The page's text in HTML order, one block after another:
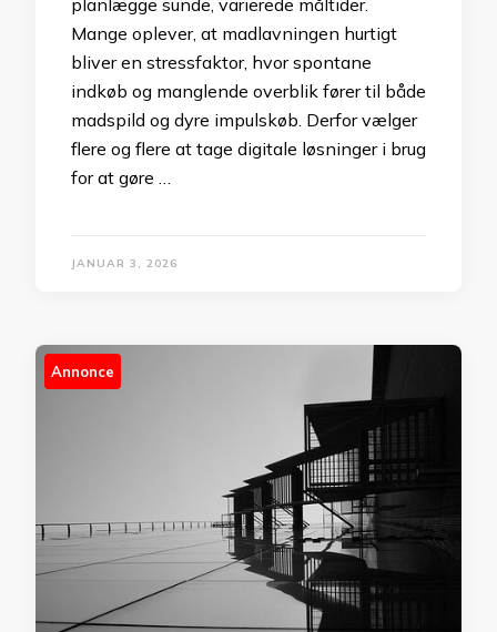
planlægge sunde, varierede måltider.
Mange oplever, at madlavningen hurtigt
bliver en stressfaktor, hvor spontane
indkøb og manglende overblik fører til både
madspild og dyre impulskøb. Derfor vælger
flere og flere at tage digitale løsninger i brug
for at gøre …
JANUAR 3, 2026
Annonce